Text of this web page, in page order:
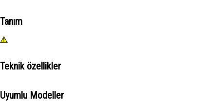
Tanım
Teknik özellikler
Uyumlu Modeller